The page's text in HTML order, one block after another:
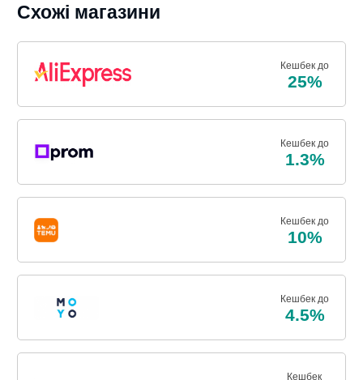
Схожі магазини
Кешбек до
25%
Кешбек до
1.3%
Кешбек до
10%
Кешбек до
4.5%
Кешбек